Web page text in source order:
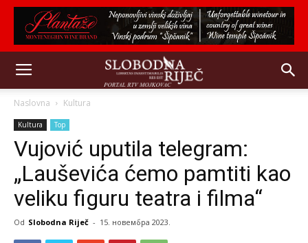
Naslovna Kultura
Kultura Top
Vujović uputila telegram:
„Lauševića ćemo pamtiti kao
veliku figuru teatra i filma“
Od Slobodna Riječ - 15. новембра 2023.